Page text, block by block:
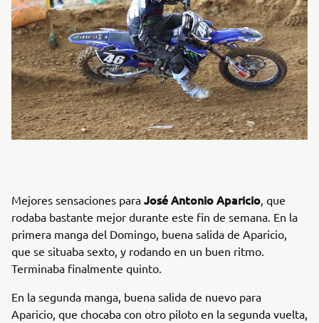
Mejores sensaciones para José Antonio Aparicio, que
rodaba bastante mejor durante este fin de semana. En la
primera manga del Domingo, buena salida de Aparicio,
que se situaba sexto, y rodando en un buen ritmo.
Terminaba finalmente quinto.
En la segunda manga, buena salida de nuevo para
Aparicio, que chocaba con otro piloto en la segunda vuelta,